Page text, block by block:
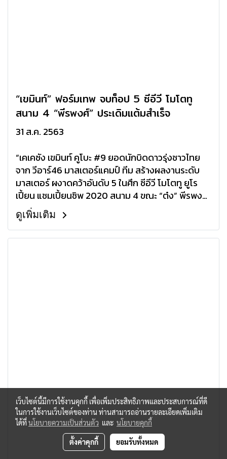
“เขมินท์” ฟอร์มเทพ จบท็อป 5 ซีอีวี โมโตทู
สนาม 4 “พีรพงศ์” ประเดิมแต้มสำเร็จ
31 ส.ค. 2563
“เคเคซัง เขมินท์ คูโบะ #9 ยอดนักบิดดาวรุ่งชาวไทย
จาก วีอาร์46 มาสเตอร์แคมป์ ทีม สร้างผลงานระดับ
มาสเตอร์ ผงาดคว้าอันดับ 5 ในศึก ซีอีวี โมโตทู ยูโร
เปี้ยน แชมเปี้ยนชิพ 2020 สนาม 4 ขณะ “ต๋ง” พีรพงศ์
บุญเลิศ #26 ประเดิมเวทียุโรปด้วยการคว้าอันดับ 12
ซิวแต้มสำคัญให้กับตนเองที่ เซอร์กิโต เดอ เฆเรซ
ประเทศสเปนเมื่อสุดสัปดาห์ที่ผ่านมา
ดูเพิ่มเติม
เว็บไซต์นี้มีการใช้งานคุกกี้ เพื่อเพิ่มประสิทธิภาพและประสบการณ์ที่ดี
ในการใช้งานเว็บไซต์ของท่าน ท่านสามารถอ่านรายละเอียดเพิ่มเติม
ได้ที่นโยบายความเป็นส่วนตัว และ นโยบายคุกกี้
ตั้งค่าคุกกี้ ยอมรับทั้งหมด